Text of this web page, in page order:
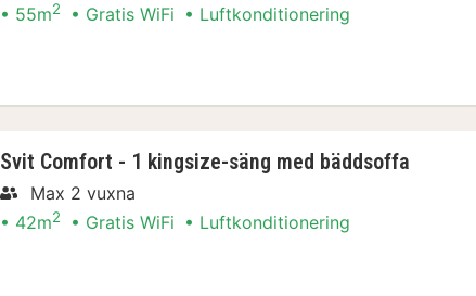
55m2 Gratis WiFi Luftkonditionering
Svit Comfort - 1 kingsize-säng med bäddsoffa
Max 2 vuxna
42m2 Gratis WiFi Luftkonditionering